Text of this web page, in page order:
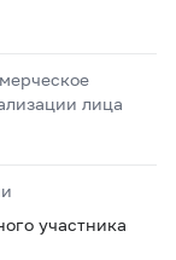
лица
участника